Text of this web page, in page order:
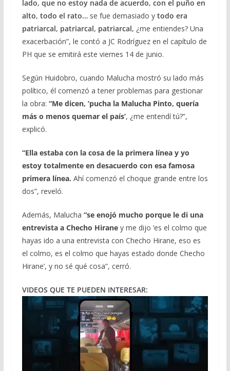
lado, que no estoy nada de acuerdo, con el puño en
alto, todo el rato…se fue demasiado y todo era
patriarcal, patriarcal, patriarcal, ¿me entiendes? Una
exacerbación”, le contó a JC Rodríguez en el capítulo de
PH que se emitirá este viernes 14 de junio.
Según Huidobro, cuando Malucha mostró su lado más
político, él comenzó a tener problemas para gestionar
la obra: “Me dicen, ‘pucha la Malucha Pinto, quería
más o menos quemar el país’, ¿me entendí tú?”,
explicó.
“Ella estaba con la cosa de la primera línea y yo
estoy totalmente en desacuerdo con esa famosa
primera línea. Ahí comenzó el choque grande entre los
dos”, reveló.
Además, Malucha “se enojó mucho porque le di una
entrevista a Checho Hiraney me dijo ‘es el colmo que
hayas ido a una entrevista con Checho Hirane, eso es
el colmo, es el colmo que hayas estado donde Checho
Hirane’, y no sé qué cosa”, cerró.
VIDEOS QUE TE PUEDEN INTERESAR: